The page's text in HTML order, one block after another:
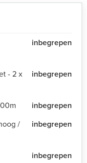
inbegrepen
- 2 x
inbegrepen
inbegrepen
/
inbegrepen
inbegrepen